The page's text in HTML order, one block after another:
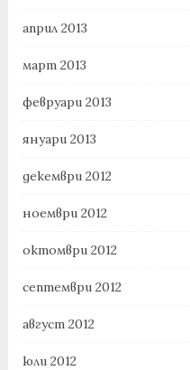
април 2013
март 2013
февруари 2013
януари 2013
декември 2012
ноември 2012
октомври 2012
септември 2012
август 2012
юли 2012